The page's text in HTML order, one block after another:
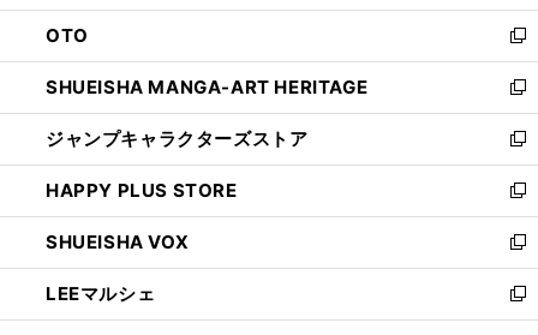
ウ
で
開
く
ン
ド
ウ
で
開
く
OTO
新
し
い
ウ
ィ
ン
ド
ウ
で
開
く
SHUEISHA MANGA-ART HERITAGE
新
し
い
ウ
ィ
ン
ド
ウ
で
開
ジャンプキャラクターズストア
新
し
い
ウ
ィ
ン
ド
ウ
HAPPY PLUS STORE
新
し
い
ウ
ィ
ン
SHUEISHA VOX
新
し
い
ウ
LEEマルシェ
新
し